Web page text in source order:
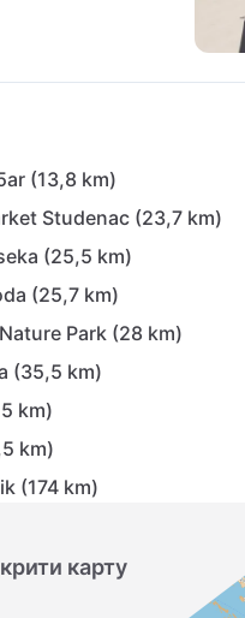
(13,8 km)
Studenac (23,7 km)
(25,5 km)
(25,7 km)
Park (28 km)
(35,5 km)
km)
km)
(174 km)
карту